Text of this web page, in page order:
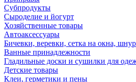
Субпродукты
Сыроделие и йогурт
Хозяйственные товары
Автоаксессуары
Бичевки, веревки, сетка на окна,
Ванные принадлежности
Гладильные доски и сушилки для
Детские товары
Клеи, герметики и пены